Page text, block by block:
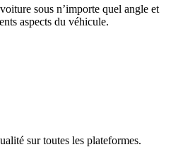
sous n’importe quel angle et
aspects du véhicule.
sur toutes les plateformes.